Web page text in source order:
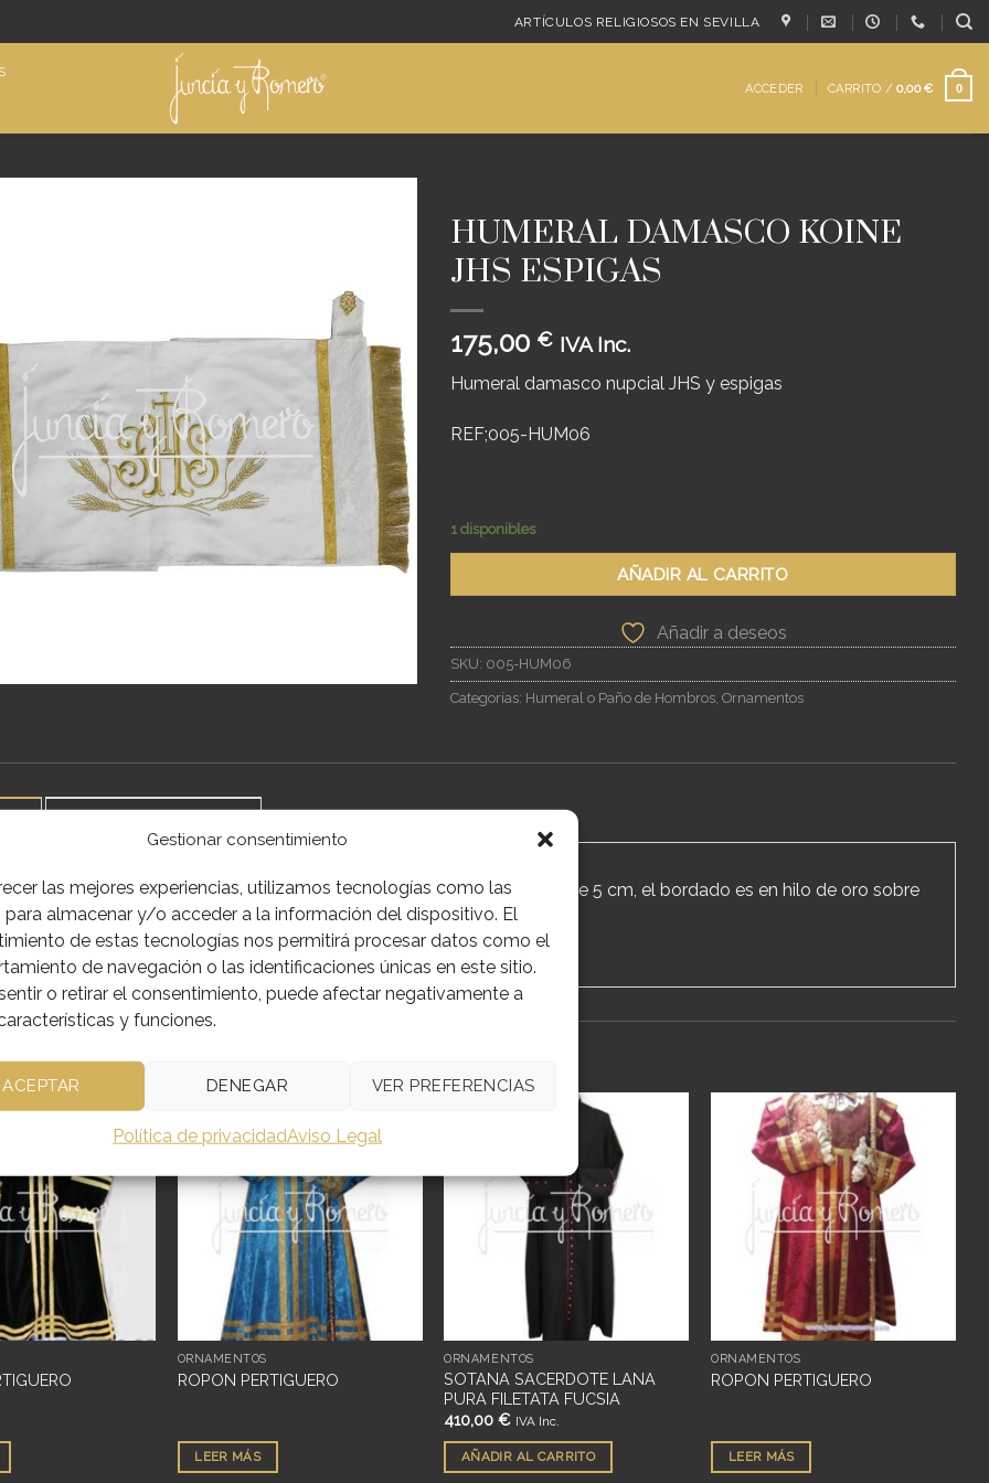
Gestionar consentimiento
las mejores experiencias, utilizamos tecnologías como las
para almacenar y/o acceder a la información del dispositivo. El
de estas tecnologías nos permitirá procesar datos como el
de navegación o las identificaciones únicas en este sitio.
o retirar el consentimiento, puede afectar negativamente a
y funciones.
ACEPTAR DENEGAR VER PREFERENCIAS
Política de privacidadAviso Legal
ARTÍCULOS RELIGIOSOS EN SEVILLA
ACCEDER CARRITO /0,00€ 0
deseos
HUMERAL DAMASCO KOINE
JHS ESPIGAS
175,00 € IVA Inc.
Humeral damasco nupcial JHS y espigas
REF;005-HUM06
1 disponibles
AÑADIR AL CARRITO
Añadir a deseos
SKU: 005-HUM06
Categorías: Humeral o Paño de Hombros, Ornamentos
realizado en tejido de brocado nupcial en rayón con fleco de metal de 5 cm, el bordado es en hilo de oro sobre
seda Italiano.
RELACIONADOS
deseos
deseos
ORNAMENTOS
ROPON PERTIGUERO
LEER MÁS
ORNAMENTOS
SOTANA SACERDOTE LANA
PURA FILETATA FUCSIA
410,00€ IVA Inc.
AÑADIR AL CARRITO
Añadir
a
deseos
ORNAMENTOS
ROPON PERTIGUERO
LEER MÁS